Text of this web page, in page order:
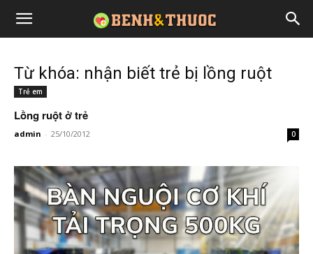
Từ khóa: nhận biết trẻ bị lồng ruột
Trẻ em
Lồng ruột ở trẻ
admin - 25/10/2012 0